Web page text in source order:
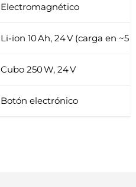
Electromagnético
Li-ion 10 Ah, 24 V (carga en ~5
Cubo 250 W, 24 V
Botón electrónico